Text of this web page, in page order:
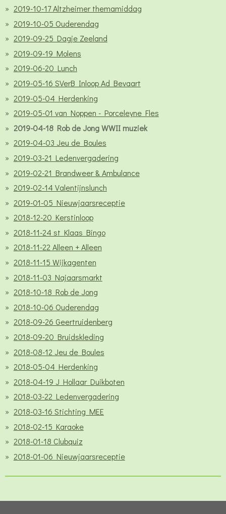
2019-10-17 Altzheimer themamiddag
2019-10-05 Ouderendag
2019-09-25 Dagje Zeeland
2019-09-19 Molens
2019-06-20 Lunch
2019-05-16 SVerB Inloop Ad Bevaart
2019-05-04 Herdenking
2019-05-01 van Noppen - Porceleyne Fles
2019-04-18 Rob de Jong WWII muziek
2019-04-03 Jeu de Boules
2019-03-21 Ledenvergadering
2019-02-21 Brandweer & Ambulance
2019-02-14 Valentijnslunch
2019-01-05 Nieuwjaarsreceptie
2018-12-20 Kerstinloop
2018-11-24 st Klaas Bingo
2018-11-22 Alleen + Alleen
2018-11-15 Wijkagenten
2018-11-03 Najaarsmarkt
2018-10-18 Rob de Jong
2018-10-06 Ouderendag
2018-09-26 Geertruidenberg
2018-09-20 Bruidskleding
2018-08-12 Jeu de Boules
2018-05-04 Herdenking
2018-04-19 J Hollaar Duikboten
2018-03-22 Ledenvergadering
2018-03-16 Stichting MEE
2018-02-15 Karaoke
2018-01-18 Clubquiz
2018-01-06 Nieuwjaarsreceptie